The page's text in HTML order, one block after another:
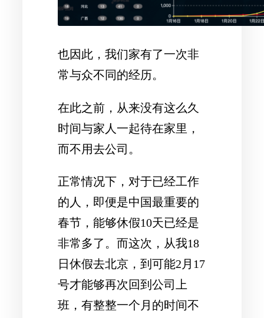
也因此，我们家有了一次非
常与众不同的经历。
在此之前，从来没有这么久
时间与家人一起待在家里，
而不用去公司。
正常情况下，对于已经工作
的人，即便是中国最重要的
春节，能够休假10天已经是
非常多了。而这次，从我18
日休假去北京，到可能2月17
号才能够再次回到公司上
班，有整整一个月的时间不